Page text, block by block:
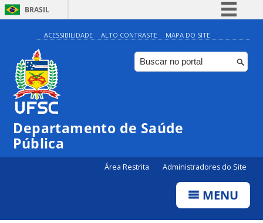
BRASIL
Simplifique!
Comunica BR
Participe
Canais
ACESSIBILIDADE ALTO CONTRASTE MAPA DO SITE
Departamento de Saúde
Pública
Área Restrita Administradores do Site
MENU